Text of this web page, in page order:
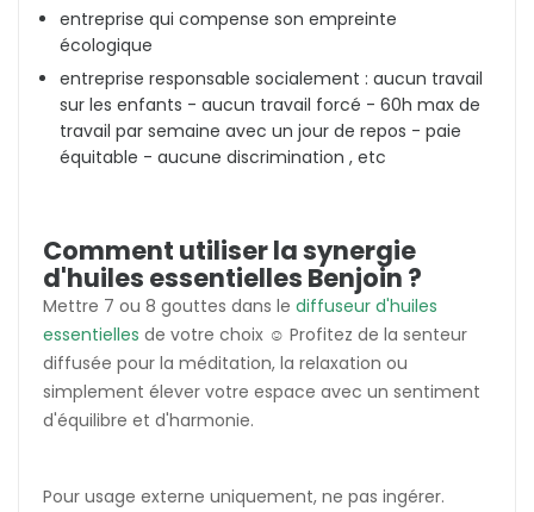
entreprise qui compense son empreinte
écologique
entreprise responsable socialement : aucun travail
sur les enfants - aucun travail forcé - 60h max de
travail par semaine avec un jour de repos - paie
équitable - aucune discrimination , etc
Comment utiliser la synergie
d'huiles essentielles Benjoin ?
Mettre 7 ou 8 gouttes dans le diffuseur d'huiles
essentielles de votre choix ☺️ Profitez de la senteur
diffusée pour la méditation, la relaxation ou
simplement élever votre espace avec un sentiment
d'équilibre et d'harmonie.
Pour usage externe uniquement, ne pas ingérer.